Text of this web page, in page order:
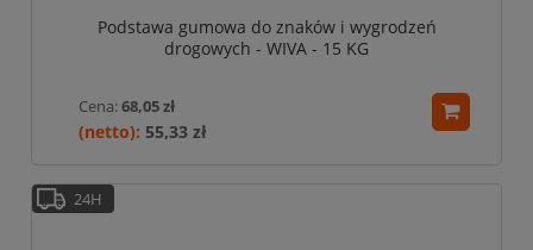
Podstawa gumowa do znaków i wygrodzeń
drogowych - WIVA - 15 KG
Cena:68,05 zł
55,33 zł
24H